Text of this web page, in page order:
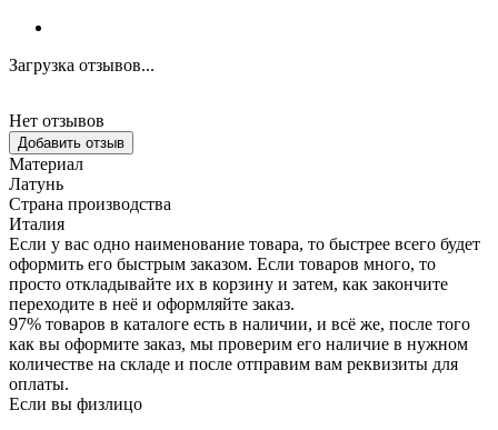
Загрузка отзывов...
Нет отзывов
Добавить отзыв
Материал
Латунь
Страна производства
Италия
Если у вас одно наименование товара, то быстрее всего будет
оформить его быстрым заказом. Если товаров много, то
просто откладывайте их в корзину и затем, как закончите
переходите в неё и оформляйте заказ.
97% товаров в каталоге есть в наличии, и всё же, после того
как вы оформите заказ, мы проверим его наличие в нужном
количестве на складе и после отправим вам реквизиты для
оплаты.
Если вы физлицо